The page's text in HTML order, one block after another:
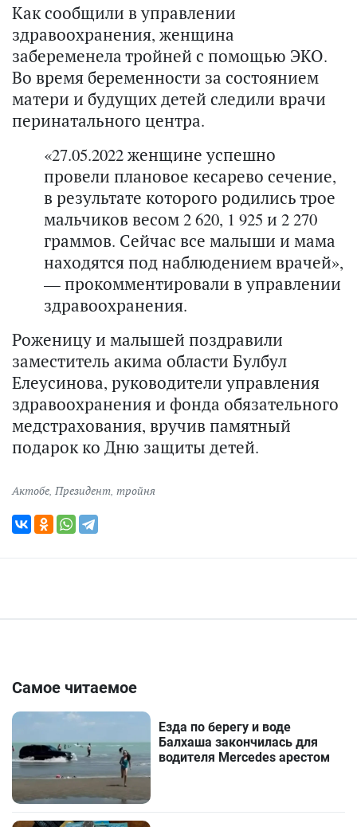
Как сообщили в управлении
здравоохранения, женщина
забеременела тройней с помощью ЭКО.
Во время беременности за состоянием
матери и будущих детей следили врачи
перинатального центра.
«27.05.2022 женщине успешно
провели плановое кесарево сечение,
в результате которого родились трое
мальчиков весом 2 620, 1 925 и 2 270
граммов. Сейчас все малыши и мама
находятся под наблюдением врачей»,
— прокомментировали в управлении
здравоохранения.
Роженицу и малышей поздравили
заместитель акима области Булбул
Елеусинова, руководители управления
здравоохранения и фонда обязательного
медстрахования, вручив памятный
подарок ко Дню защиты детей.
Актобе Президент тройня
Самое читаемое
Езда по берегу и воде
Балхаша закончилась для
водителя Mercedes арестом